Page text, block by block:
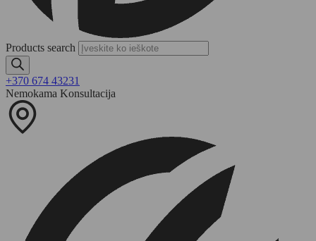
Products search
+370 674 43231
Nemokama Konsultacija